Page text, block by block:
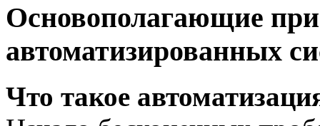
Основополагающие
автоматизированных
Что такое